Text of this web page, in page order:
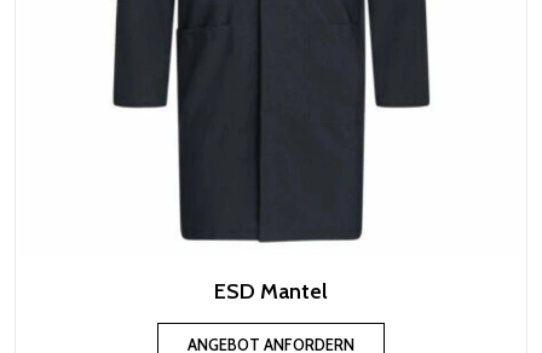
ESD Mantel
ANGEBOT ANFORDERN